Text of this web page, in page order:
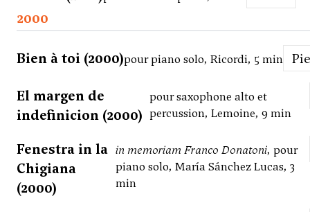
2000
Bien à toi (2000)pour piano solo, Ricordi, 5 min
El margen de
indefinicion (2000)
pour saxophone alto et
percussion, Lemoine, 9 min
Fenestra in la
Chigiana
(2000)
in memoriam Franco Donatoni, pour
piano solo, María Sánchez Lucas, 3
min